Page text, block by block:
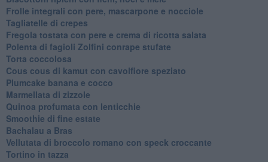
Frolle integrali con pere, mascarpone e nocciole
Tagliatelle di crepes
Fregola tostata con pere e crema di ricotta salata
Polenta di fagioli Zolfini conrape stufate
Torta coccolosa
Cous cous di kamut con cavolfiore speziato
Plumcake banana e cocco
Marmellata di zizzole
Quinoa profumata con lenticchie
Smoothie di fine estate
Bachalau a Bras
Vellutata di broccolo romano con speck croccante
Tortino in tazza